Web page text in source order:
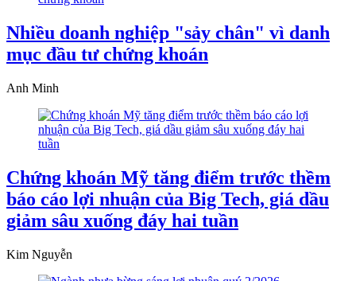
Nhiều doanh nghiệp "sảy chân" vì danh
mục đầu tư chứng khoán
Anh Minh
Chứng khoán Mỹ tăng điểm trước thềm
báo cáo lợi nhuận của Big Tech, giá dầu
giảm sâu xuống đáy hai tuần
Kim Nguyễn